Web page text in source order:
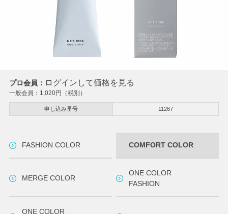
プロ会員： ログインして価格を見る
一般会員： 1,020円（税別）
申し込み番号 11267
FASHION COLOR COMFORT COLOR
MERGE COLOR
ONE COLOR
FASHION
ONE COLOR